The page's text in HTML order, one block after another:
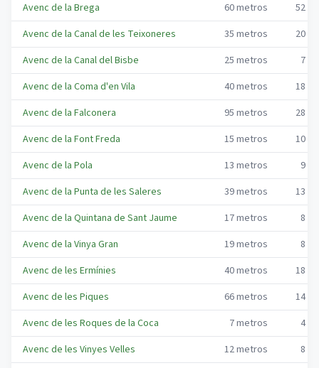
Avenc de la Brega
60metros 52
Avenc de la Canal de les Teixoneres
35 metros 20
Avenc de la Canal del Bisbe
25 metros 7
Avenc de la Coma d'en Vila
40metros 18
Avenc de la Falconera
95 metros 28
Avenc de la Font Freda
15 metros 10
Avenc de la Pola
13 metros 9
Avenc de la Punta de les Saleres
39metros 13
Avenc de la Quintana de Sant Jaume
17metros 8
Avenc de la Vinya Gran
19metros 8
Avenc de les Ermínies
40metros 18
Avenc de les Piques
66metros 14
Avenc de les Roques de la Coca
7metros 4
Avenc de les Vinyes Velles
12metros 8